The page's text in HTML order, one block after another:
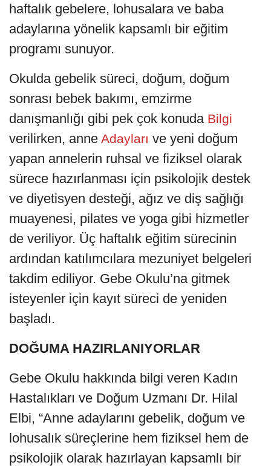
haftalık gebelere, lohusalara ve baba
adaylarına yönelik kapsamlı bir eğitim
programı sunuyor.
Okulda gebelik süreci, doğum, doğum
sonrası bebek bakımı, emzirme
danışmanlığı gibi pek çok konuda Bilgi
verilirken, anne Adayları ve yeni doğum
yapan annelerin ruhsal ve fiziksel olarak
sürece hazırlanması için psikolojik destek
ve diyetisyen desteği, ağız ve diş sağlığı
muayenesi, pilates ve yoga gibi hizmetler
de veriliyor. Üç haftalık eğitim sürecinin
ardından katılımcılara mezuniyet belgeleri
takdim ediliyor. Gebe Okulu’na gitmek
isteyenler için kayıt süreci de yeniden
başladı.
DOĞUMA HAZIRLANIYORLAR
Gebe Okulu hakkında bilgi veren Kadın
Hastalıkları ve Doğum Uzmanı Dr. Hilal
Elbi, “Anne adaylarını gebelik, doğum ve
lohusalık süreçlerine hem fiziksel hem de
psikolojik olarak hazırlayan kapsamlı bir